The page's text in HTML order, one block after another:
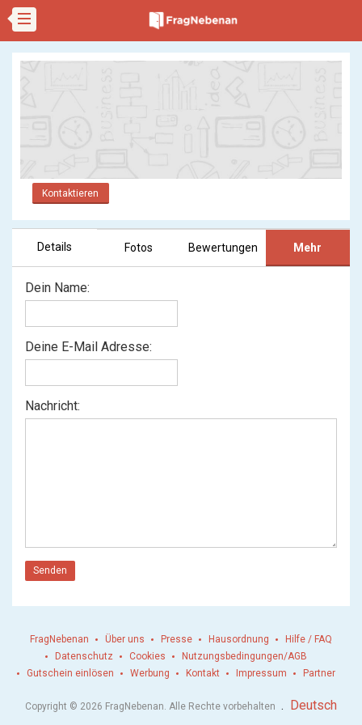
Kontaktieren
Details Fotos Bewertungen Mehr
Dein Name:
Deine E-Mail Adresse:
Nachricht:
Senden
FragNebenan Über uns Presse Hausordnung
Hilfe / FAQ
Datenschutz
Cookies
Nutzungsbedingungen/AGB
Gutschein einlösen
Werbung Kontakt Impressum Partner
Copyright © 2026 FragNebenan. Alle Rechte vorbehalten . Deutsch